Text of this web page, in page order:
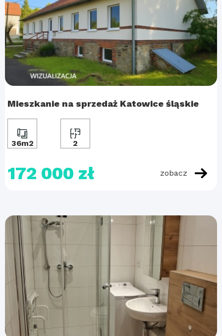
Mieszkanie na sprzedaż Katowice śląskie
36m2 2
172 000 zł zobacz